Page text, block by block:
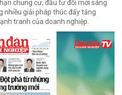
chung cư, đầu tư đổi mới sáng
nhiều giải pháp thúc đẩy tăng
tranh của doanh nghiệp.